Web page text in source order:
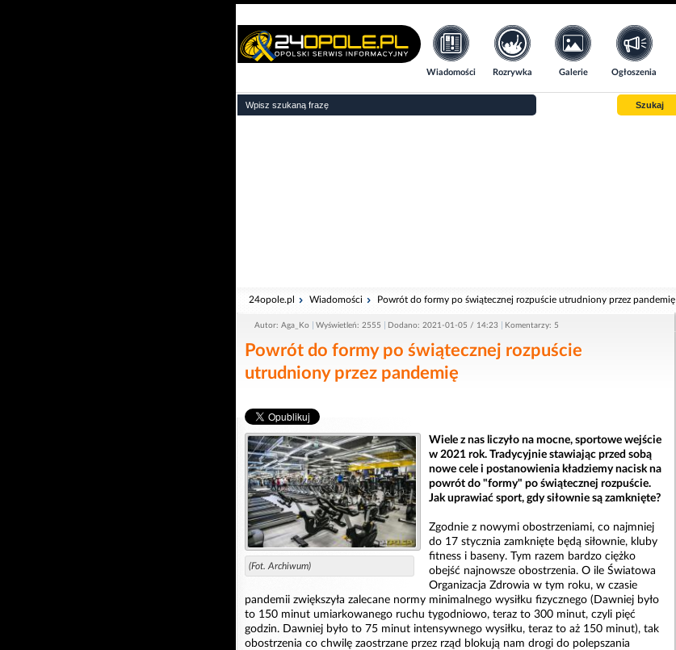
Wiadomości Rozrywka Galerie Ogłoszenia
Szukaj
24opole.pl Wiadomości Powrót do formy po świątecznej rozpuście utrudniony przez pandemię
Autor: Aga_Ko Wyświetleń: 2555 Dodano: 2021-01-05 / 14:23 Komentarzy: 5
Powrót do formy po świątecznej rozpuście
utrudniony przez pandemię
(Fot. Archiwum)
Wiele z nas liczyło na mocne, sportowe wejście
w 2021 rok. Tradycyjnie stawiając przed sobą
nowe cele i postanowienia kładziemy nacisk na
powrót do "formy" po świątecznej rozpuście.
Jak uprawiać sport, gdy siłownie są zamknięte?
Zgodnie z nowymi obostrzeniami, co najmniej
do 17 stycznia zamknięte będą siłownie, kluby
fitness i baseny. Tym razem bardzo ciężko
obejść najnowsze obostrzenia. O ile Światowa
Organizacja Zdrowia w tym roku, w czasie
pandemii zwiększyła zalecane normy minimalnego wysiłku fizycznego (Dawniej było
to 150 minut umiarkowanego ruchu tygodniowo, teraz to 300 minut, czyli pięć
godzin. Dawniej było to 75 minut intensywnego wysiłku, teraz to aż 150 minut), tak
obostrzenia co chwilę zaostrzane przez rząd blokują nam drogi do polepszania